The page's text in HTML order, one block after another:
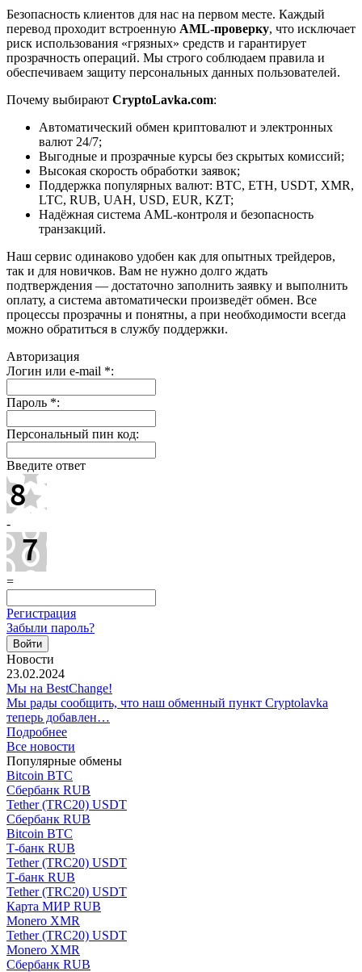
Безопасность клиентов для нас на первом месте. Каждый
перевод проходит встроенную AML-проверку, что исключает
риск использования «грязных» средств и гарантирует
прозрачность операций. Мы строго соблюдаем правила и
обеспечиваем защиту персональных данных пользователей.
Почему выбирают CryptoLavka.com:
Автоматический обмен криптовалют и электронных
валют 24/7;
Выгодные и прозрачные курсы без скрытых комиссий;
Высокая скорость обработки заявок;
Поддержка популярных валют: BTC, ETH, USDT, XMR,
LTC, RUB, UAH, USD, EUR, KZT;
Надёжная система AML-контроля и безопасность
транзакций.
Наш сервис одинаково удобен как для опытных трейдеров,
так и для новичков. Вам не нужно долго ждать
подтверждения — достаточно заполнить заявку и выполнить
оплату, а система автоматически произведёт обмен. Все
процессы прозрачны и понятны, а при необходимости всегда
можно обратиться в службу поддержки.
Авторизация
Логин или e-mail *:
Пароль *:
Персональный пин код:
Введите ответ
-
=
Регистрация
Забыли пароль?
Новости
23.02.2024
Мы на BestChange!
Мы рады сообщить, что наш обменный пункт Cryptolavka
теперь добавлен…
Подробнее
Все новости
Популярные обмены
Bitcoin BTC
Сбербанк RUB
Tether (TRC20) USDT
Сбербанк RUB
Bitcoin BTC
Т-банк RUB
Tether (TRC20) USDT
Т-банк RUB
Tether (TRC20) USDT
Карта МИР RUB
Monero XMR
Tether (TRC20) USDT
Monero XMR
Сбербанк RUB